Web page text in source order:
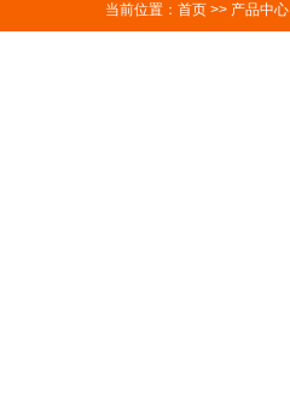
当前位置： 首页 >> 产品中心